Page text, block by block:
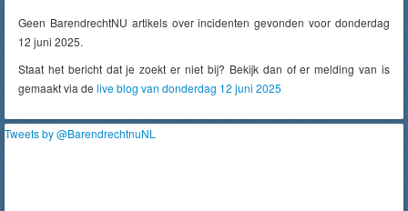
Geen BarendrechtNU artikels over incidenten gevonden voor donderdag
12 juni 2025.
Staat het bericht dat je zoekt er niet bij? Bekijk dan of er melding van is
gemaakt via de live blog van donderdag 12 juni 2025
Tweets by @BarendrechtnuNL